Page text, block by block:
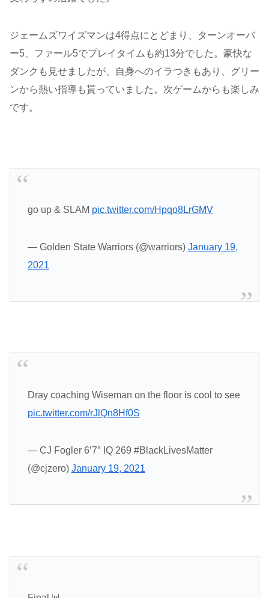
ジェームズワイズマンは4得点にとどまり、ターンオーバ
ー5、ファール5でプレイタイムも約13分でした。豪快な
ダンクも見せましたが、自身へのイラつきもあり、グリー
ンから熱い指導も貰っていました。次ゲームからも楽しみ
です。
go up & SLAM pic.twitter.com/Hpqo8LrGMV
— Golden State Warriors (@warriors) January 19,
2021
Dray coaching Wiseman on the floor is cool to see
pic.twitter.com/rJlQn8Hf0S
— CJ Fogler 6’7″ IQ 269 #BlackLivesMatter
(@cjzero) January 19, 2021